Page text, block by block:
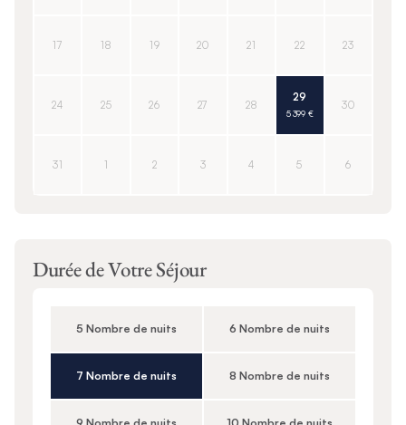
17 18 19 20 21 22 23
24 25 26 27 28
29
5 399 €
30
31 1 2 3 4 5 6
Durée de Votre Séjour
5 Nombre de nuits 6 Nombre de nuits
7 Nombre de nuits 8 Nombre de nuits